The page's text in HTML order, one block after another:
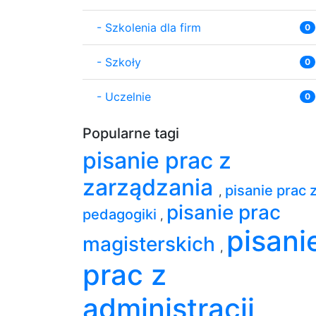
- Szkolenia dla firm 0
- Szkoły 0
- Uczelnie 0
Popularne tagi
pisanie prac z
zarządzania , pisanie prac
pedagogiki , pisanie prac
magisterskich ,
prac z
administracji